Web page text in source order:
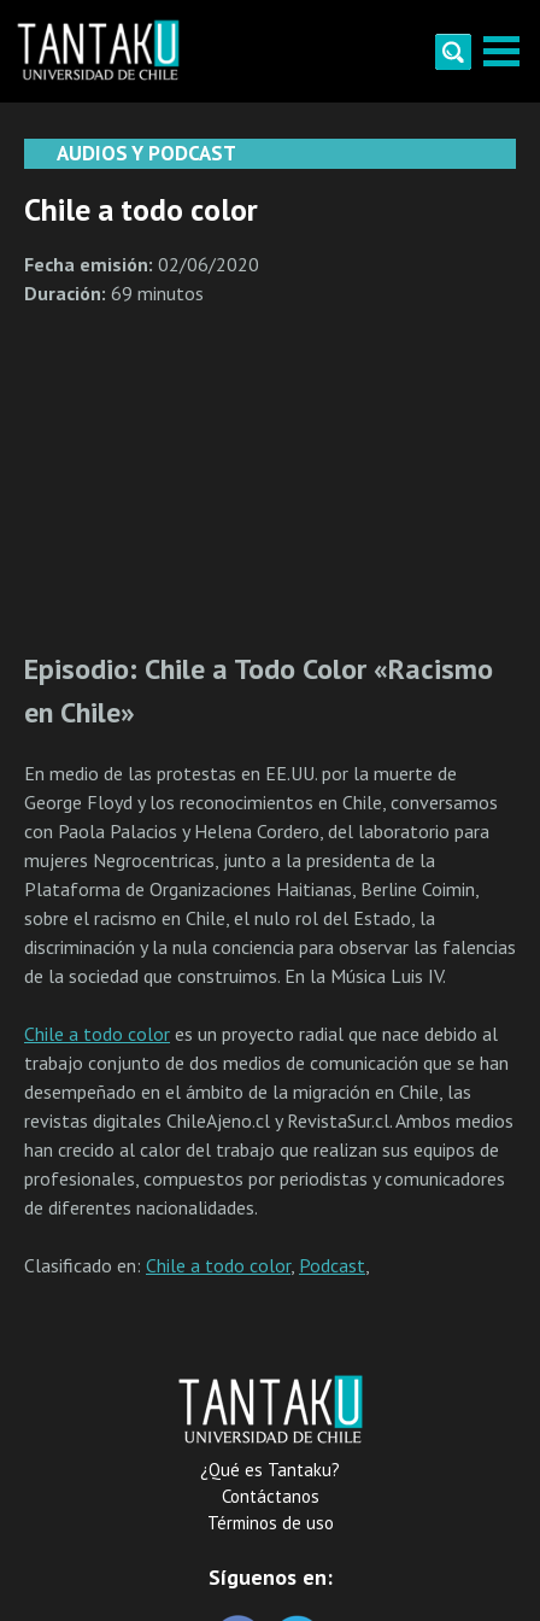
content
AUDIOS Y PODCAST
Chile a todo color
Fecha emisión: 02/06/2020
Duración: 69 minutos
Episodio: Chile a Todo Color «Racismo
en Chile»
En medio de las protestas en EE.UU. por la muerte de
George Floyd y los reconocimientos en Chile, conversamos
con Paola Palacios y Helena Cordero, del laboratorio para
mujeres Negrocentricas, junto a la presidenta de la
Plataforma de Organizaciones Haitianas, Berline Coimin,
sobre el racismo en Chile, el nulo rol del Estado, la
discriminación y la nula conciencia para observar las falencias
de la sociedad que construimos. En la Música Luis IV.
Chile a todo color es un proyecto radial que nace debido al
trabajo conjunto de dos medios de comunicación que se han
desempeñado en el ámbito de la migración en Chile, las
revistas digitales ChileAjeno.cl y RevistaSur.cl. Ambos medios
han crecido al calor del trabajo que realizan sus equipos de
profesionales, compuestos por periodistas y comunicadores
de diferentes nacionalidades.
Clasificado en: Chile a todo color, Podcast,
¿Qué es Tantaku?
Contáctanos
Términos de uso
Síguenos en: